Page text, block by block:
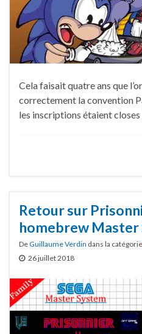
Cela faisait quatre ans que
correctement la convention
les inscriptions étaient
Retour sur
homebrew Master
DeGuillaume Verdin dans la catégorie
26 juillet 2018